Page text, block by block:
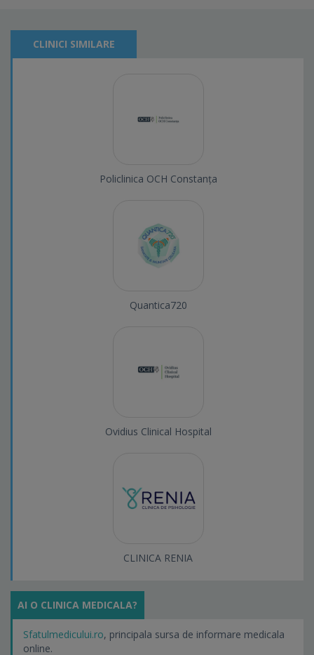
CLINICI SIMILARE
Policlinica OCH Constanța
Quantica720
Ovidius Clinical Hospital
CLINICA RENIA
AI O CLINICA MEDICALA?
Sfatulmedicului.ro, principala sursa de informare medicala
online.